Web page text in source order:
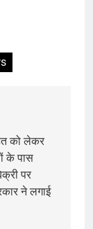
को लेकर
के पास
पर
ने लगाई